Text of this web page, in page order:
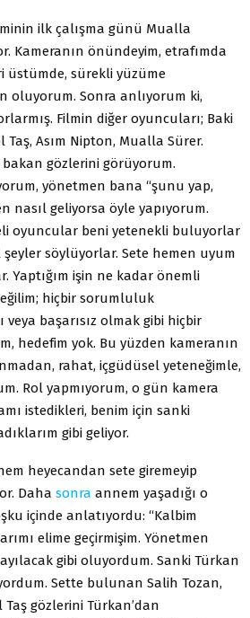
ilk çalışma günü Mualla
Kameranın önündeyim, etrafımda
üstümde, sürekli yüzüme
oluyorum. Sonra anlıyorum ki,
Filmin diğer oyuncuları; Baki
Taş, Asım Nipton, Mualla Sürer.
bakan gözlerini görüyorum.
yönetmen bana “şunu yap,
nasıl geliyorsa öyle yapıyorum.
oyuncular beni yetenekli buluyorlar
şeyler söylüyorlar. Sete hemen uyum
Yaptığım işin ne kadar önemli
hiçbir sorumluluk
veya başarısız olmak gibi hiçbir
hedefim yok. Bu yüzden kameranın
rahat, içgüdüsel yeteneğimle,
Rol yapmıyorum, o gün kamera
istedikleri, benim için sanki
gibi geliyor.
heyecandan sete giremeyip
Daha sonra annem yaşadığı o
içinde anlatıyordu: “Kalbim
elime geçirmişim. Yönetmen
gibi oluyordum. Sanki Türkan
Sette bulunan Salih Tozan,
Taş gözlerini Türkan’dan